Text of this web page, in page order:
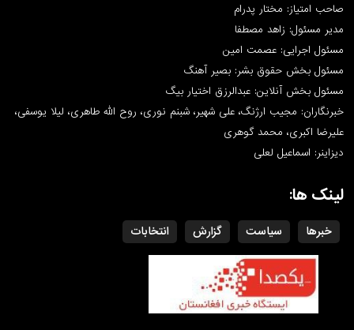
صاحب امتیاز: مختار پدرام
مدیر مسئول: زاهد مصطفا
مسئول اجرایی: عصمت امین
مسئول بخش حقوق بشر: بصیر آهنگ
مسئول بخش آنلاین: عبدالرزق اختیار بیگ
خبرنگاران: مجیب ارژنگ، علی شهیر، شبنم نوری، روح الله طاهری، لیلا یوسفی،
علیرضا اکبری، محمد گوهری
دیزاینر: اسماعیل لعلی
لینک ها:
خبرها سیاست گزارش انتخابات